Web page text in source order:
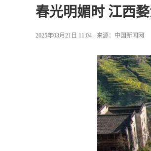
春光明媚时 江西
2025年03月21日 11:04 来源： 中国新闻网